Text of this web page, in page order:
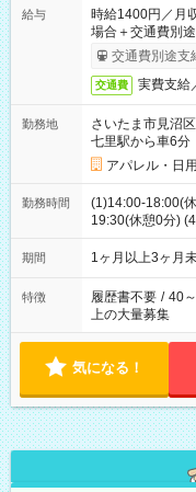
給与
時給1400円／月
場合＋交通費別
交通費別途支
交通費 実費支給
勤務地
さいたま市見沼区
七里駅から車6分
アパレル・日
勤務時間
(1)14:00-18:00(
19:30(休憩0分)
ます
期間 1ヶ月以上3ヶ月
特徴 履歴書不要 / 40
上の大量募集
気になる！